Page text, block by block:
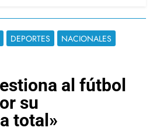
DEPORTES
NACIONALES
al fútbol
su
total»